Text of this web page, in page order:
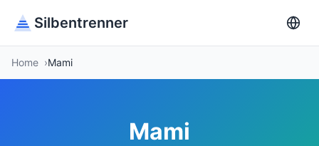
Silbentrenner
Home Mami
Mami